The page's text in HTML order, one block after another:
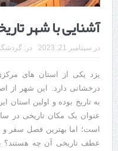
7 سوئیت محبوب مشهد نزدیک حرم با غذا و نظر مسافران
استریا
طراحی در خدمت نظم؛ از
هوشمندی در معماری فروشگاه
آشنایی با شهر
در سپتامبر 21, 2023 در:
یزد یکی از استان های
درخشانی دارد. این شهر از
به تاریخ بوده و اولین
عنوان یک مکان تاریخی در
است؛ اما بهترین فصل سفر و
عطف تاریخی آن چه هستند؟